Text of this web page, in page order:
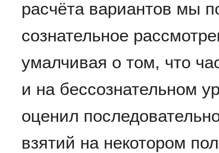
расчёта вариантов мы
сознательное
умалчивая о том, что
и на бессознательном
оценил
взятий на некотором